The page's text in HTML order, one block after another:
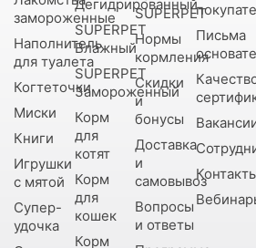
Письма
SUPERPET
Нормы
кормления
Скидки
и
бонусы
Доставка
и
самовывоз
Вопросы
и ответы
Дегидрированный
SUPERPET
Влажный
SUPERPET
Замороженный
Корм
для
котят
Корм
для
кошек
Корм
замороженные
Наполнитель
для туалета
Когтеточки
Миски
Книги
Игрушки
с мятой
Супер-
удочка